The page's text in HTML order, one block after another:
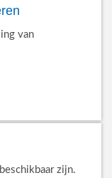
van
zijn.